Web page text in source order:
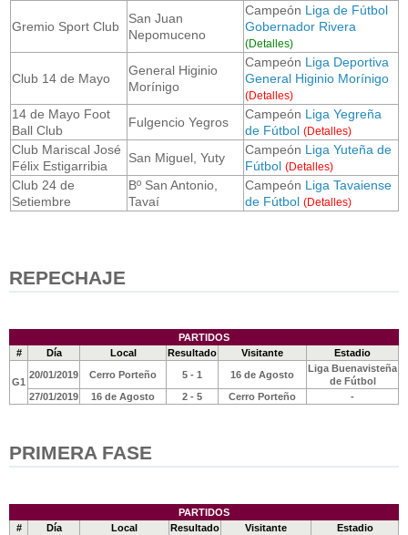
Gremio Sport Club
San Juan
Nepomuceno
Campeón Liga de Fútbol
Gobernador Rivera
(Detalles)
Club 14 de Mayo
General Higinio
Morínigo
Campeón Liga Deportiva
General Higinio Morínigo
(Detalles)
14 de Mayo Foot
Ball Club
Fulgencio Yegros
Campeón Liga Yegreña
de Fútbol (Detalles)
Club Mariscal José
Félix Estigarribia
San Miguel, Yuty
Campeón Liga Yuteña de
Fútbol (Detalles)
Club 24 de
Setiembre
Bº San Antonio,
Tavaí
Campeón Liga Tavaiense
de Fútbol (Detalles)
REPECHAJE
PARTIDOS
#
Día Local Resultado Visitante Estadio
G1
20/01/2019 Cerro Porteño 5 - 1 16 de Agosto
Liga Buenavisteña
de Fútbol
27/01/2019
16 de Agosto 2 - 5 Cerro Porteño -
PRIMERA FASE
PARTIDOS
#
Día Local Resultado Visitante Estadio